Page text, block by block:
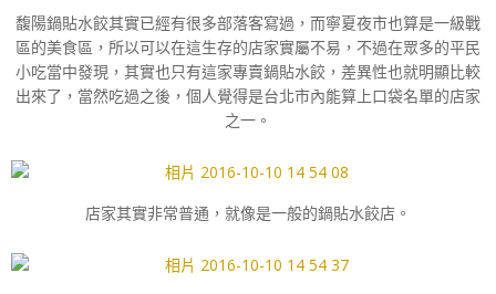
馥陽鍋貼水餃其實已經有很多部落客寫過，而寧夏夜市也算是一級戰
區的美食區，所以可以在這生存的店家實屬不易，不過在眾多的平民
小吃當中發現，其實也只有這家專賣鍋貼水餃，差異性也就明顯比較
出來了，當然吃過之後，個人覺得是台北市內能算上口袋名單的店家
之一。
店家其實非常普通，就像是一般的鍋貼水餃店。